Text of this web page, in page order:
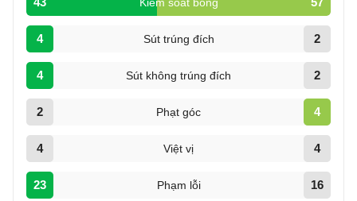
4 Sút trúng đích 2
4 Sút không trúng đích 2
2 Phạt góc 4
4 Việt vị 4
23 Phạm lỗi 16